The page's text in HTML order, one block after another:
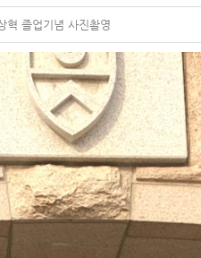
졸업기념 사진촬영